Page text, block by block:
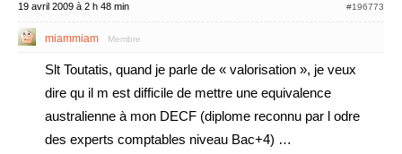
19 avril 2009 à 2 h 48 min #196773
miammiam Membre
Slt Toutatis, quand je parle de « valorisation », je veux
dire qu il m est difficile de mettre une equivalence
australienne à mon DECF (diplome reconnu par l odre
des experts comptables niveau Bac+4) …